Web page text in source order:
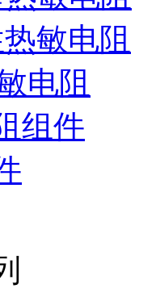
敏电阻
电阻
组件